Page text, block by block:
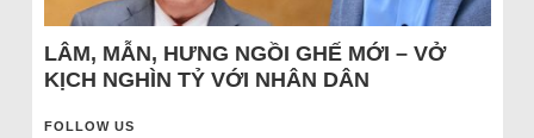
LÂM, MẪN, HƯNG NGỒI GHẾ MỚI – VỞ
KỊCH NGHÌN TỶ VỚI NHÂN DÂN
FOLLOW US